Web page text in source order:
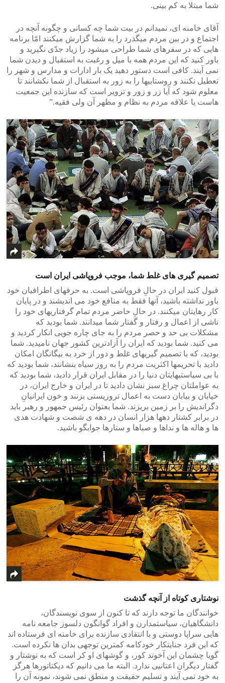
شما مبتلا به کم بینی.
آقای خامنه ای، نمیدانم در بیت شما چه کسانی و چگونه آنچه در
اجتماع و در بین مردم میگذرد را به شما گزارش میکنند امّا برنامه
هایی که در سفرهای شما طراحی میشود را زیاد جدّی نگیرید و
باور کنید که این مردم همه با میل و رغبت به استقبال و دیدن شما
نمی آیند. کافی است دستور دهید یک بار ادارات و مدارس و شهر را
تعطیل نکنند و روستاییها را به زور به استقبال از شما نکشانند تا
معلوم شود که آیا زر و زور و تزویر است که سازنده این جمعیت
هاست یا علاقه مردم به نظام و مظهر آن ولی فقیه.”
تصمیم گیری های غلط شما، موجب فروپاشی ایران است
قبول کنید ایران در حالِ فروپاشی است. به حرفهای اطرافیان خود
باور نداشته باشید، آنها فقط به منافع خود می اندیشند و در پایان
کار رهایتان میکنند. در حالِ حاضر مردم تمام گرفتاریهای خود را
ناشی از اعمال و رفتار و گفتار شما میدانند. شما بودید که
مشکلات بی حد و حصر مردم را به جای چاره جویی انکار کردید و
می کنید. شما بودید که ایران را آزادترین کشور جهان نامیدید. شما
بودید، که با تصمیم گیریهای غلط و دور از خرد به بیگانگان امکان
دادید با تحریمها اکثریت مردم را به روز سیاه بنشانند، شما بودید که
با بی سیاستیهایتان دنیا را در مقابل ایران قرار دادید، شما بودید که
به عواملتان چراغ سبز نشان دادید تا در ایران و خارج ایران، در
خیابان و بیابان دست به اعمال تروریستی بزنند و خون ایرانیانِ
دگراندیش را بر زمین بریزند. شما بعنوان رئیس جمهور و رهبر باید
در برابر کشتار دهها هزار انسان در دهه ی شصت و شهادت هدی
ها و هاله ها و نداها و صباها و ستارها جوابگو باشید.
نوشتاری کوتاه از آنچه گذشت
خوانندگان ما توجه دارند که تا کنون از سوی نویسندگان،
دانشگاهیان، سیاستمدارن و افراد گوانگون دلسوز جامعه نامه
هایی سراپا دوستی و با انتقادی سازنده برای خامنه ای فرستاده اند
که این فرد جنایتکار خودکامه کمترین توجهی بدان ها نکرده است.
گویا چشمان این آخوند کور، و گوشهای او کر است که به نوشتار و
گفتار دیگران اعتانیی ندارد. البته ما می دانیم که دیکتاتورها هرگز
به خود نمی آیند و تسلیم حقیقت و منطق نمی شوند، نمونه آن را